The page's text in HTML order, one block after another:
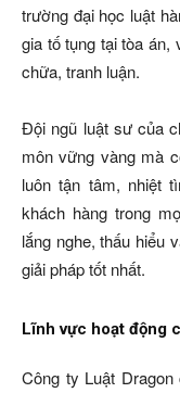
trường đại học luật
gia tố tụng tại tòa
chữa, tranh luận.
Đội ngũ luật sư của
môn vững vàng mà
luôn tận tâm, nhiệt
khách hàng trong
lắng nghe, thấu hiểu
giải pháp tốt nhất.
Lĩnh vực hoạt động
Công ty Luật